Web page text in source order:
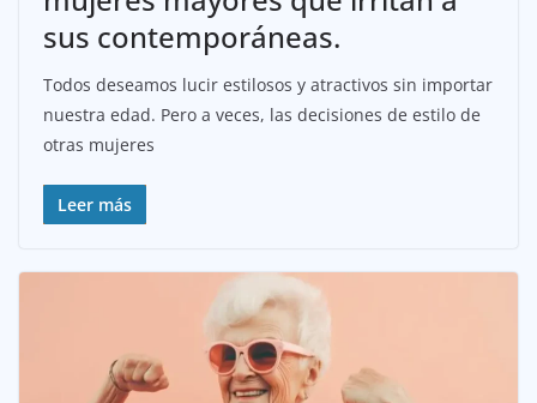
sus contemporáneas.
Todos deseamos lucir estilosos y atractivos sin importar
nuestra edad. Pero a veces, las decisiones de estilo de
otras mujeres
Leer más